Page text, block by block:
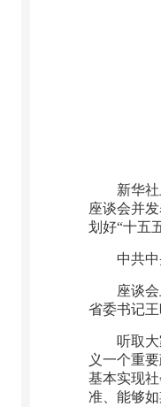
新华
座谈会并
划好“十五
中共
座谈
省委书记
听取
义一个重
基本实现
准、能够